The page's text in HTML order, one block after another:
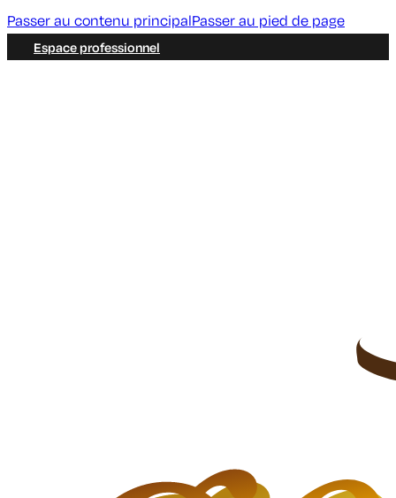
Passer au contenu principalPasser au pied de page
Espace professionnel